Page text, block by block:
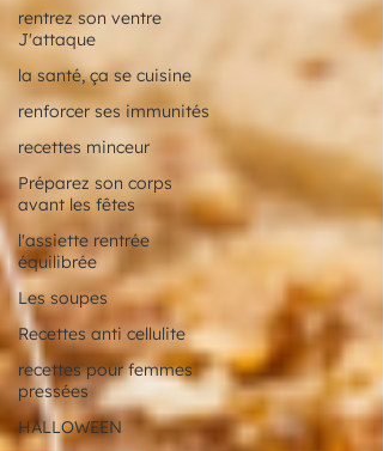
rentrez son ventre
J'attaque
la santé, ça se cuisine
renforcer ses immunités
recettes minceur
Préparez son corps
avant les fêtes
l'assiette rentrée
équilibrée
Les soupes
Recettes anti cellulite
recettes pour femmes
pressées
HALLOWEEN